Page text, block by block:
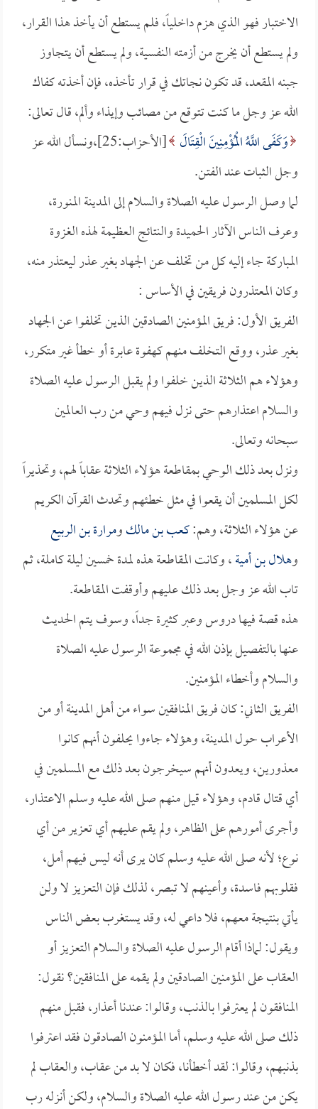
الاختبار فهو الذي هزم داخلياً، فلم يستطع أن يأخذ هذا القرار،
ولم يستطع أن يخرج من أزمته النفسية، ولم يستطع أن يتجاوز
جبنه المقعد، قد تكون نجاتك في قرار تأخذه، فإن أخذته كفاك
الله عز وجل ما كنت تتوقع من مصائب وإيذاء وألم، قال تعالى:
وَكَفَى اللَّهُ الْمُؤْمِنِينَ الْقِتَالَ
[الأحزاب:25]،ونسأل الله عز
وجل الثبات عند الفتن.
لما وصل الرسول عليه الصلاة والسلام إلى المدينة المنورة،
وعرف الناس الآثار الحميدة والنتائج العظيمة لهذه الغزوة
المباركة جاء إليه كل من تخلف عن الجهاد بغير عذر ليعتذر منه،
وكان المعتذرون فريقين في الأساس :
الفريق الأول: فريق المؤمنين الصادقين الذين تخلفوا عن الجهاد
بغير عذر، ووقع التخلف منهم كهفوة عابرة أو خطأ غير متكرر،
وهؤلاء هم الثلاثة الذين خلفوا ولم يقبل الرسول عليه الصلاة
والسلام اعتذارهم حتى نزل فيهم وحي من رب العالمين
سبحانه وتعالى.
ونزل بعد ذلك الوحي بمقاطعة هؤلاء الثلاثة عقاباً لهم، وتحذيراً
لكل المسلمين أن يقعوا في مثل خطئهم وتحدث القرآن الكريم
عن هؤلاء الثلاثة، وهم:كعب بن مالكومرارة بن الربيع
وهلال بن أمية، وكانت المقاطعة هذه لمدة خمسين ليلة كاملة، ثم
تاب الله عز وجل بعد ذلك عليهم وأوقفت المقاطعة.
هذه قصة فيها دروس وعبر كثيرة جداً، وسوف يتم الحديث
عنها بالتفصيل بإذن الله في مجموعة الرسول عليه الصلاة
والسلام وأخطاء المؤمنين.
الفريق الثاني: كان فريق المنافقين سواء من أهل المدينة أو من
الأعراب حول المدينة، وهؤلاء جاءوا يحلفون أنهم كانوا
معذورين، ويعدون أنهم سيخرجون بعد ذلك مع المسلمين في
أي قتال قادم، وهؤلاء قيل منهم صلى الله عليه وسلم الاعتذار،
وأجرى أمورهم على الظاهر، ولم يقم عليهم أي تعزير من أي
نوع؛ لأنه صلى الله عليه وسلم كان يرى أنه ليس فيهم أمل،
فقلوبهم فاسدة، وأعينهم لا تبصر، لذلك فإن التعزيز لا ولن
يأتي بنتيجة معهم، فلا داعي له، وقد يستغرب بعض الناس
ويقول: لماذا أقام الرسول عليه الصلاة والسلام التعزيز أو
العقاب على المؤمنين الصادقين ولم يقمه على المنافقين؟ نقول:
المنافقون لم يعترفوا بالذنب، وقالوا: عندنا أعذار، فقبل منهم
ذلك صلى الله عليه وسلم، أما المؤمنون الصادقون فقد اعترفوا
بذنبهم، وقالوا: لقد أخطأنا، فكان لا بد من عقاب، والعقاب لم
يكن من عند رسول الله عليه الصلاة والسلام، ولكن أنزله رب